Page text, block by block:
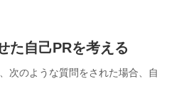
た自己PRを考える
次のような質問をされた場合、自